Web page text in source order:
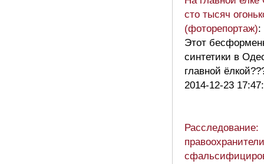
сто тысяч
(фоторепортаж):
Этот
синтетики в
главной
2014-12-23
Расследование:
правоохранители